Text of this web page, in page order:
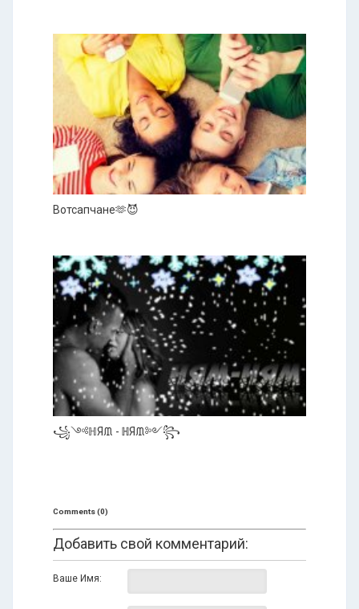
Вотсапчане🫶😈
꧁༺ℍЯᙢ - ℍЯᙢ༻꧂
Comments (0)
Добавить свой комментарий:
Ваше Имя: